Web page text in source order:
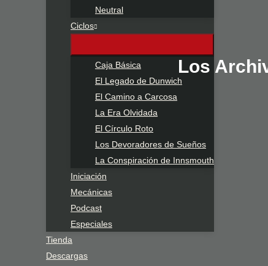
Neutral
Ciclos
Caja Básica
El Legado de Dunwich
El Camino a Carcosa
La Era Olvidada
El Círculo Roto
Los Devoradores de Sueños
La Conspiración de Innsmouth
Iniciación
Mecánicas
Podcast
Especiales
Tienda
Descargas
Los